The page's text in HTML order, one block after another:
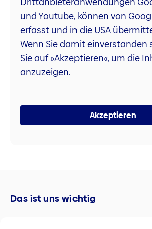
und Youtube, können von
erfasst und in die USA
Wenn Sie damit einverstanden
Sie auf »Akzeptieren«, um die
anzuzeigen.
Akzeptieren
Das ist uns wichtig